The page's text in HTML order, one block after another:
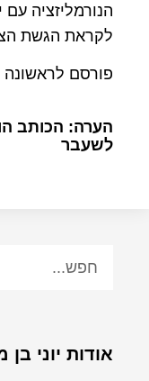
הנורמליזציה
לקראת הגשת
פורסם
הערה: הכותב
לשעבר
אודות יוני